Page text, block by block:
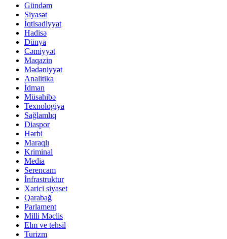
Gündəm
Siyasət
İqtisadiyyat
Hadisə
Dünya
Cəmiyyət
Maqazin
Mədəniyyət
Analitika
İdman
Müsahibə
Texnologiya
Sağlamlıq
Diaspor
Hərbi
Maraqlı
Kriminal
Media
Serencam
İnfrastruktur
Xarici siyaset
Qarabağ
Parlament
Milli Məclis
Elm ve tehsil
Turizm